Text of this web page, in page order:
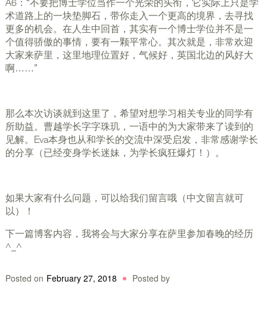
A6：“不要把博士学位当作一个光荣的头衔，它实际上只是学
术道路上的一块垫脚石，带你走入一个更高的境界，去寻找
更多的机会。在人生中回首，其实有一个博士学位并不是一
个值得骄傲的事情，要有一颗平常心。其次就是，非常欢迎
大家来萨里，这里地理位置好，气候好，英国北边的风好大
啊……”
那么本次访谈就到这里了，希望对想学习相关专业的同学有
所助益。曹越学长字字珠玑，一语中的为大家带来了读到的
见解。Eva本身也从和学长的交流中深受启发，非常感谢学长
的分享（已经变身学长迷妹，为学长疯狂爆灯！）。
如果大家有什么问题，可以给我们留言哦（中文留言就可
以）！
下一篇博客内容，我将会与大家分享在萨里参加春晚的经历
^_^
Posted on February 27, 2018 Posted by